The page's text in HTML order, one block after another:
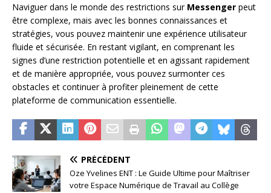
Naviguer dans le monde des restrictions sur Messenger peut
être complexe, mais avec les bonnes connaissances et
stratégies, vous pouvez maintenir une expérience utilisateur
fluide et sécurisée. En restant vigilant, en comprenant les
signes d’une restriction potentielle et en agissant rapidement
et de manière appropriée, vous pouvez surmonter ces
obstacles et continuer à profiter pleinement de cette
plateforme de communication essentielle.
PRÉCÉDENT
Oze Yvelines ENT : Le Guide Ultime pour Maîtriser
votre Espace Numérique de Travail au Collège